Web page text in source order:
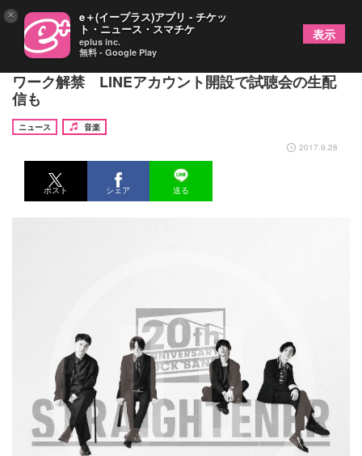
ストレイテナーが初トリビュートアルバムのアート
ワーク解禁 LINEアカウント開設で試聴会の生配
信も
ニュース
音楽
2017.9.28
ポスト シェア 送る
× e＋(イープラス)アプリ - チケッ
ト・ニュース・スマチケ
eplus inc.
無料 - Google Play
表示